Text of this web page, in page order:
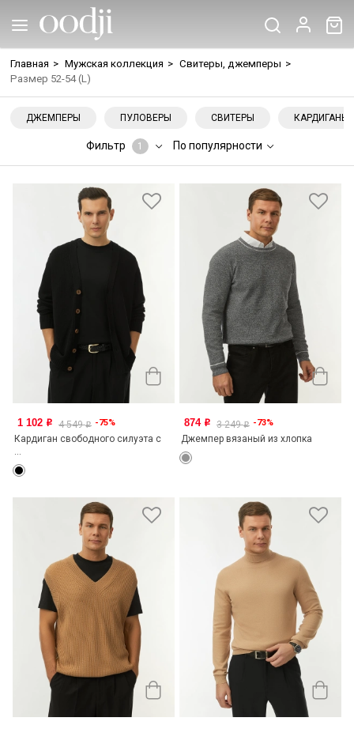
Главная > Мужская коллекция > Свитеры, джемперы >
Размер 52-54 (L)
ДЖЕМПЕРЫ ПУЛОВЕРЫ СВИТЕРЫ КАРДИГАНЫ
Фильтр 1 По популярности
1 102 o 4 549o -75%
Кардиган свободного силуэта с
874 o 3 249o -73%
Джемпер вязаный из хлопка